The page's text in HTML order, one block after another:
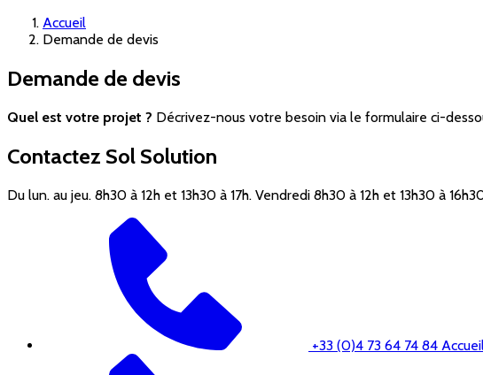
Accueil
Demande de devis
Demande de devis
Quel est votre projet ? Décrivez-nous votre besoin via le formulaire ci-
Contactez Sol Solution
Du lun. au jeu. 8h30 à 12h et 13h30 à 17h. Vendredi 8h30 à 12h et 13h30 à
+33 (0)4 73 64 74 84 Accueil